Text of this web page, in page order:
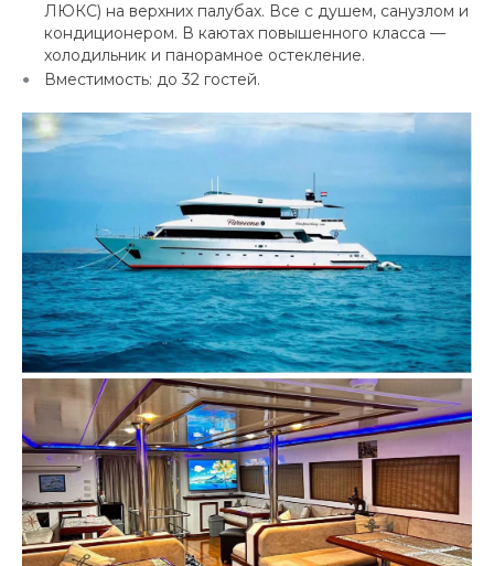
ЛЮКС) на верхних палубах. Все с душем, санузлом и
кондиционером. В каютах повышенного класса —
холодильник и панорамное остекление.
Вместимость: до 32 гостей.